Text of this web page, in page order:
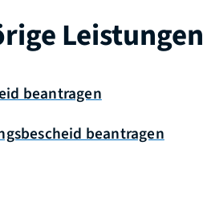
Leistungen
beantragen
beantragen